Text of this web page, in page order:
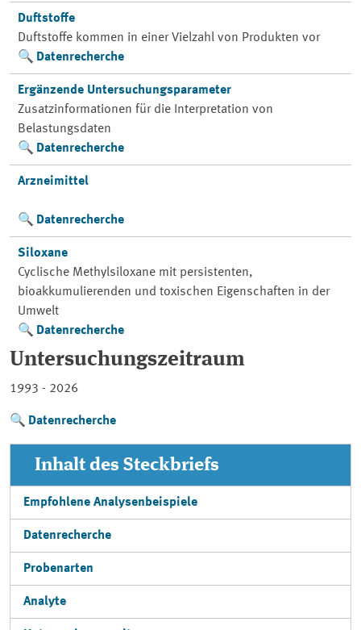
Duftstoffe
Duftstoffe kommen in einer Vielzahl von Produkten vor
Datenrecherche
Ergänzende Untersuchungsparameter
Zusatzinformationen für die Interpretation von
Belastungsdaten
Datenrecherche
Arzneimittel
Datenrecherche
Siloxane
Cyclische Methylsiloxane mit persistenten,
bioakkumulierenden und toxischen Eigenschaften in der
Umwelt
Datenrecherche
Untersuchungszeitraum
1993 - 2026
Datenrecherche
Inhalt des Steckbriefs
Empfohlene Analysenbeispiele
Datenrecherche
Probenarten
Analyte